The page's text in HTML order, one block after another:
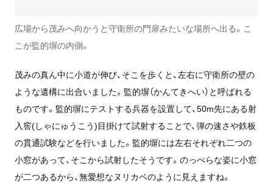
広場から茂みへ向かうと守衛所の門扉みたいな場所へ出る。こ
こが監的塀の内側。
茂みの真ん中に小道が伸び、そこを歩くと、左右に守衛所の壁の
ような遺構に出合いました。監的塀（かんてきへい）と呼ばれる
ものです。監的塀にテストする兵器を設置して、50m先にある射
入窖(しゃにゅうこう)目掛けて試射することで、弾の速さや鉄板
の貫通試験などを行いました。監的塀には左右それぞれ二つの
小窓があって、そこから試射したそうです。のっぺらな姿に小窓
が二つあるから、無愛想なヌリカベのように見えますね。